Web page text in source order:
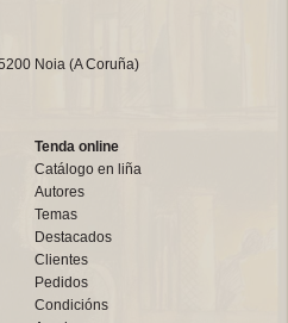
Noia (A Coruña)
Tenda online
Catálogo en liña
Autores
Temas
Destacados
Clientes
Pedidos
Condicións